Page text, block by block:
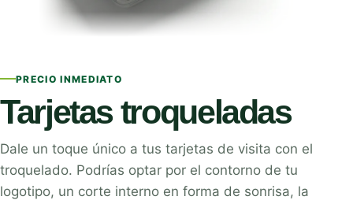
PRECIO INMEDIATO
Tarjetas troqueladas
Dale un toque único a tus tarjetas de visita con el
troquelado. Podrías optar por el contorno de tu
logotipo, un corte interno en forma de sonrisa, la